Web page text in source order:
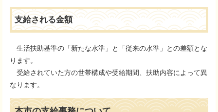
支給される金額
生活扶助基準の「新たな水準」と「従来の水準」との差額とな
ります。
受給されていた方の世帯構成や受給期間、扶助内容によって異
なります。